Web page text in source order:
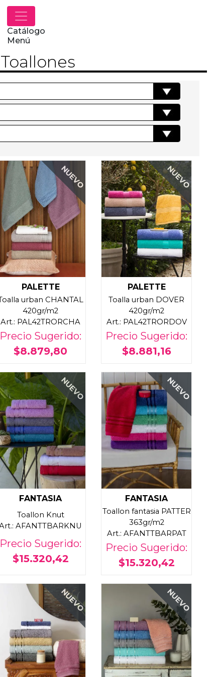
Catálogo
Menú
NUEVO
PALETTE
urban CHANTAL
420gr/m2
Art.: PAL42TRORCHA
Precio Sugerido:
$8.879,80
NUEVO
PALETTE
Toalla urban DOVER
420gr/m2
Art.: PAL42TRORDOV
Precio Sugerido:
$8.881,16
NUEVO
FANTASIA
Toallon Knut
AFANTTBARKNU
Precio Sugerido:
$15.320,42
NUEVO
FANTASIA
Toallon fantasia PATTER
363gr/m2
Art.: AFANTTBARPAT
Precio Sugerido:
$15.320,42
NUEVO NUEVO